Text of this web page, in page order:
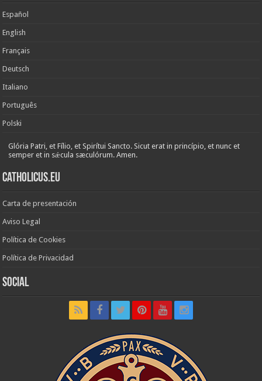
Español
English
Français
Deutsch
Italiano
Português
Polski
Glória Patri, et Fílio, et Spirítui Sancto. Sicut erat in princípio, et nunc et
semper et in sǽcula sæculórum. Amen.
Catholicus.eu
Carta de presentación
Aviso Legal
Política de Cookies
Política de Privacidad
Social